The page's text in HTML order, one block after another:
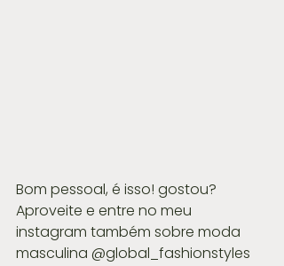
Bom pessoal, é isso! gostou?
Aproveite e entre no meu
instagram também sobre moda
masculina @global_fashionstyles